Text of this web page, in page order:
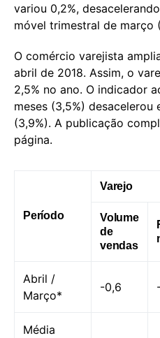
variou 0,2%,
móvel trimestral de março
O comércio varejista
abril de 2018. Assim, o
2,5% no ano. O indicador
meses (3,5%)
(3,9%). A publicação
página.
Período
Varejo
Volume
de
vendas
Abril /
Março*
-0,6
Média